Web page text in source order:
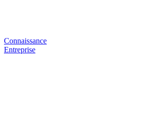
Connaissance
Entreprise